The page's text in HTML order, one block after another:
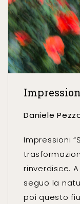
Daniele
Impressioni
rinverdisce.
seguo la
poi questo